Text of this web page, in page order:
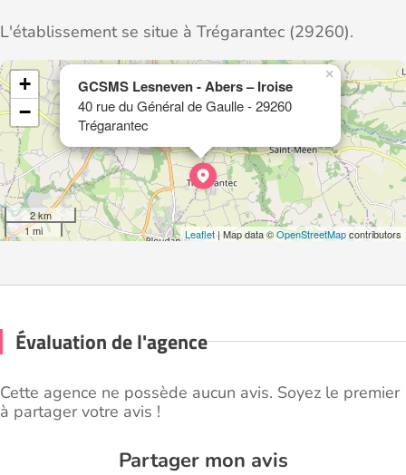
L'établissement se situe à Trégarantec (29260).
GCSMS Lesneven - Abers – Iroise
40 rue du Général de Gaulle - 29260
Trégarantec
×
+
−
2 km
1 mi
Leaflet| Map data ©OpenStreetMapcontributors
Évaluation de l'agence
Cette agence ne possède aucun avis. Soyez le premier
à partager votre avis !
Partager mon avis